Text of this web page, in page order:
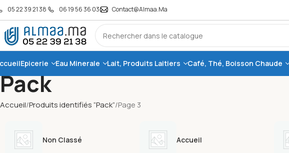
05 22 39 21 38 06 19 56 36 03 Contact@almaa.ma
Epicerie Eau Minerale Lait, Produits Laitiers Café, Thé, Boisson Chaude
Pack
Accueil Produits identifiés “Pack” Page 3
Non Classé Accueil